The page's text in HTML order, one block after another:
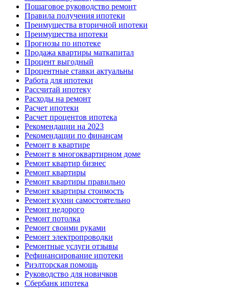
Пошаговое руководство ремонт
Правила получения ипотеки
Преимущества вторичной ипотеки
Преимущества ипотеки
Прогнозы по ипотеке
Продажа квартиры маткапитал
Процент выгодный
Процентные ставки актуальны
Работа для ипотеки
Рассчитай ипотеку
Расходы на ремонт
Расчет ипотеки
Расчет процентов ипотека
Рекомендации на 2023
Рекомендации по финансам
Ремонт в квартире
Ремонт в многоквартирном доме
Ремонт квартир бизнес
Ремонт квартиры
Ремонт квартиры правильно
Ремонт квартиры стоимость
Ремонт кухни самостоятельно
Ремонт недорого
Ремонт потолка
Ремонт своими руками
Ремонт электропроводки
Ремонтные услуги отзывы
Рефинансирование ипотеки
Риэлторская помощь
Руководство для новичков
Сбербанк ипотека